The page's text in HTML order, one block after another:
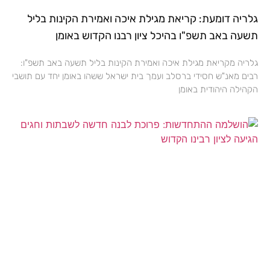
גלריה דומעת: קריאת מגילת איכה ואמירת הקינות בליל
תשעה באב תשפ"ו בהיכל ציון רבנו הקדוש באומן
גלריה מקריאת מגילת איכה ואמירת הקינות בליל תשעה באב תשפ"ו:
רבים מאנ"ש חסידי ברסלב ועמך בית ישראל ששהו באומן יחד עם תושבי
הקהילה היהודית באומן